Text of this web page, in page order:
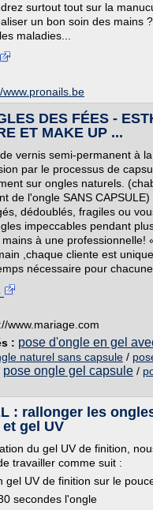
surtout tout sur la
un bon soin des mains
maladies...
www.pronails.be
DES FÉES -
ET MAKE UP ...
vernis semi-permanent à
par le processus de
sur ongles naturels.
de l'ongle SANS
dédoublés, fragiles ou
impeccables pendant
à une professionnelle!
,chaque cliente est
nécessaire pour
www.mariage.com
: pose d'ongle en gel
naturel sans capsule /
pose ongle gel capsule /
: rallonger les
gel UV
du gel UV de finition,
travailler comme suit :
gel UV de finition sur le
secondes l'ongle